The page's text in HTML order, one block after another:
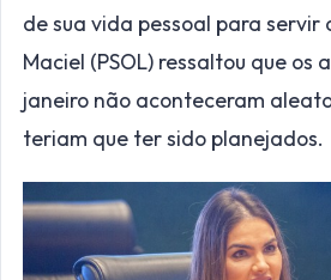
de sua vida pessoal para servir
Maciel (PSOL) ressaltou que os
janeiro não aconteceram
teriam que ter sido planejados.